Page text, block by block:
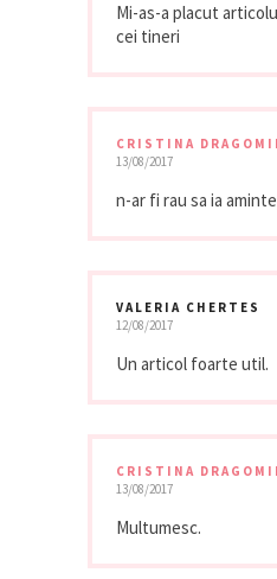
Mi-as-a placut
cei tineri
CRISTINA
13/08/2017
n-ar fi rau sa ia
VALERIA CHERTES
12/08/2017
Un articol foarte util.
CRISTINA
13/08/2017
Multumesc.